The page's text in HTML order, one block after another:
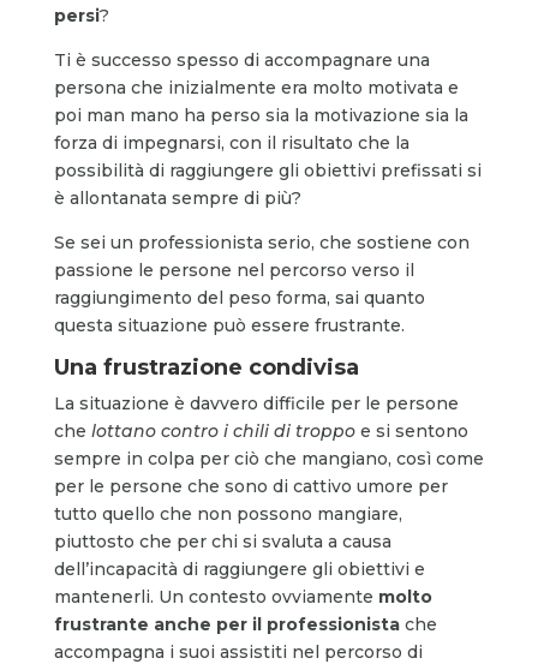
persi?
Ti è successo spesso di accompagnare una
persona che inizialmente era molto motivata e
poi man mano ha perso sia la motivazione sia la
forza di impegnarsi, con il risultato che la
possibilità di raggiungere gli obiettivi prefissati si
è allontanata sempre di più?
Se sei un professionista serio, che sostiene con
passione le persone nel percorso verso il
raggiungimento del peso forma, sai quanto
questa situazione può essere frustrante.
Una frustrazione condivisa
La situazione è davvero difficile per le persone
che lottano contro i chili di troppoe si sentono
sempre in colpa per ciò che mangiano, così come
per le persone che sono di cattivo umore per
tutto quello che non possono mangiare,
piuttosto che per chi si svaluta a causa
dell’incapacità di raggiungere gli obiettivi e
mantenerli. Un contesto ovviamente molto
frustrante anche per il professionistache
accompagna i suoi assistiti nel percorso di